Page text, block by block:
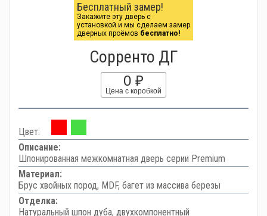
Бесплатный замер!
Закажите эту дверь с
установкой и мы сделаем замер
дверных проёмов бесплатно!
Сорренто ДГ
0 ₽
Цена с коробкой
Цвет:
Описание:
Шпонированная межкомнатная дверь серии Premium
Материал:
Брус хвойных пород, MDF, багет из массива березы
Отделка:
Натуральный шпон дуба, двухкомпонентный